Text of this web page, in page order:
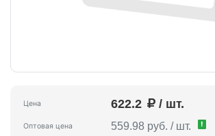
Цена 622.2 / шт.
Оптовая цена 559.98 руб. / шт. !